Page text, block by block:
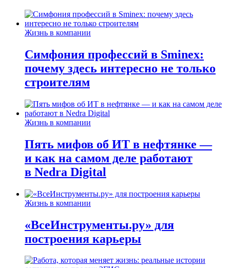
Жизнь в компании
Симфония профессий в Sminex:
почему здесь интересно не только
строителям
Жизнь в компании
Пять мифов об ИТ в нефтянке —
и как на самом деле работают
в Nedra Digital
Жизнь в компании
«ВсеИнструменты.ру» для
построения карьеры